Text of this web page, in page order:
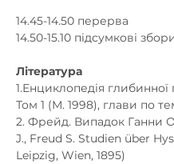
14.45-14.50 перерва
14.50-15.10 підсумкові
Література
1.Енциклопедія глибинної
Том 1 (М. 1998), глави по
2. Фрейд. Випадок Ганни
J., Freud S. Studien über
Leipzig, Wien, 1895)